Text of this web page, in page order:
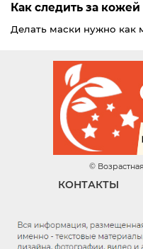
Как следить за
Делать маски нужно как
©
КОНТАКТЫ